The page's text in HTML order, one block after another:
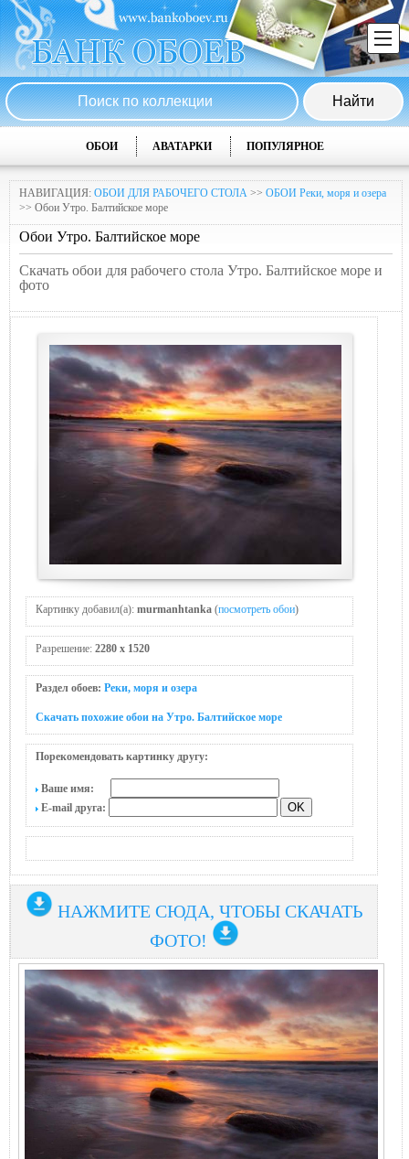
ОБОИ АВАТАРКИ ПОПУЛЯРНОЕ
НАВИГАЦИЯ: ОБОИ ДЛЯ РАБОЧЕГО СТОЛА >> ОБОИ Реки, моря и озера
>> Обои Утро. Балтийское море
Обои Утро. Балтийское море
Скачать обои для рабочего стола Утро. Балтийское море и
фото
Картинку добавил(а): murmanhtanka (посмотреть обои)
Разрешение: 2280 x 1520
Раздел обоев: Реки, моря и озера
Скачать похожие обои на Утро. Балтийское море
Порекомендовать картинку другу:
Ваше имя:
E-mail друга:
НАЖМИТЕ СЮДА, ЧТОБЫ СКАЧАТЬ
ФОТО!